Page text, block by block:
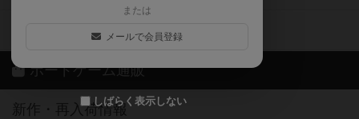
または
メールで会員登録
しばらく表示しない
ボドゲーマご利用案内
ボードゲーム通販
新作・再入荷情報